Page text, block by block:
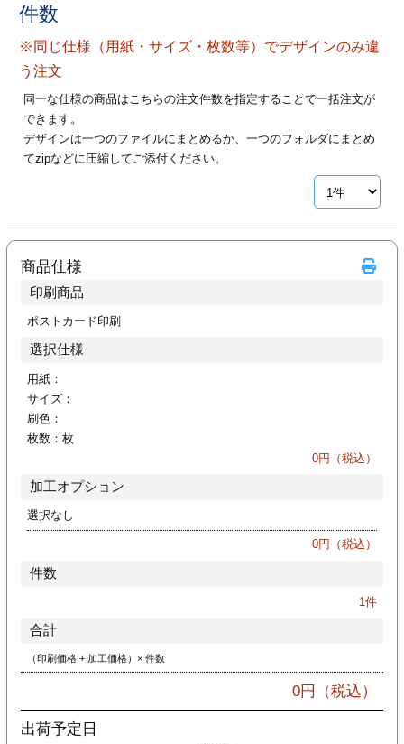
印刷
リーブ
ー印刷
件数
※同じ仕様（用紙・サイズ・枚数等）でデザインのみ違
う注文
同一な仕様の商品はこちらの注文件数を指定することで一括注文が
できます。
デザインは一つのファイルにまとめるか、一つのフォルダにまとめ
てzipなどに圧縮してご添付ください。
商品仕様
印刷商品
ポストカード印刷
選択仕様
用紙：
サイズ：
刷色：
枚数： 枚
0円（税込）
加工オプション
選択なし
0円（税込）
件数
1件
合計
（印刷価格 + 加工価格）× 件数
0円（税込）
出荷予定日